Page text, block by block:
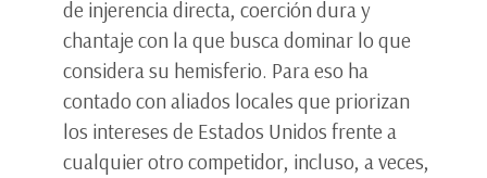
de injerencia directa, coerción dura y
chantaje con la que busca dominar lo que
considera su hemisferio. Para eso ha
contado con aliados locales que priorizan
los intereses de Estados Unidos frente a
cualquier otro competidor, incluso, a veces,